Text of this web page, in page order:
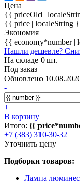
Цена
{{ priceOld |
{{ price | localeString
Экономия
{{ economy*number |
Нашли дешевле?
На складе 0 шт.
Под заказ
Обновлено
-
+
В корзину
Итого: {{
+7 (383) 310-30-32
Уточнить цену
Подборки товаров:
Лампа